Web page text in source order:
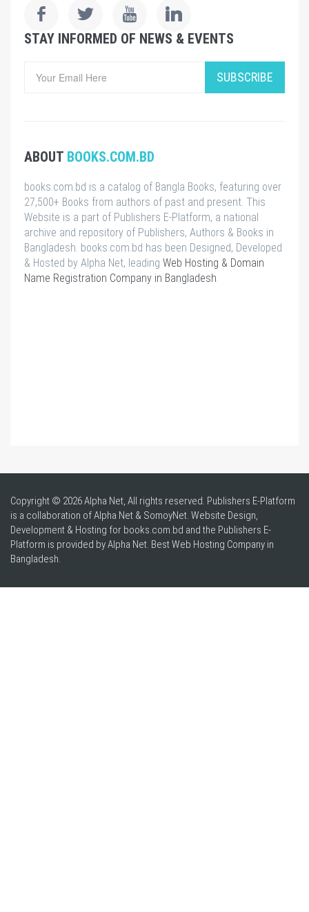
STAY INFORMED OF NEWS & EVENTS
SUBSCRIBE
ABOUT BOOKS.COM.BD
books.com.bd is a catalog of Bangla Books, featuring over
27,500+ Books from authors of past and present. This
Website is a part of Publishers E-Platform, a national
archive and repository of Publishers, Authors & Books in
Bangladesh. books.com.bd has been Designed, Developed
& Hosted by Alpha Net, leading Web Hosting & Domain
Name Registration Company in Bangladesh
Copyright © 2026 Alpha Net, All rights reserved. Publishers E-Platform
is a collaboration of Alpha Net & SomoyNet. Website Design,
Development & Hosting for books.com.bd and the Publishers E-
Platform is provided by Alpha Net. BestWeb Hosting Company in
Bangladesh.